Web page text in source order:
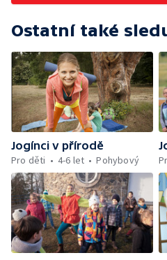
Ostatní také
Jogínci v přírodě
Pro děti
4-6 let Pohybový